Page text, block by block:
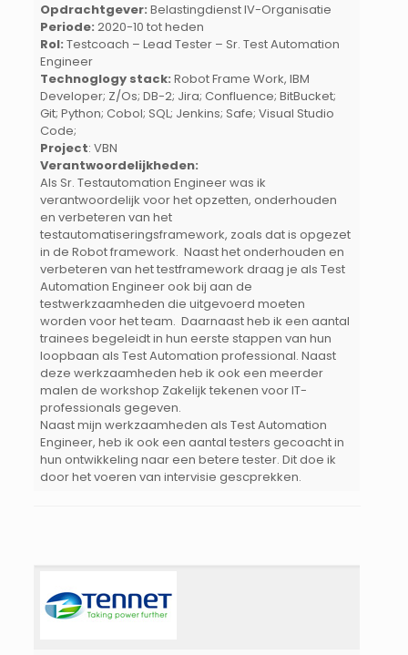
Opdrachtgever:Belastingdienst IV-Organisatie
Periode:2020-10 tot heden
Rol:Testcoach – Lead Tester – Sr. Test Automation
Engineer
Technoglogy stack: Robot Frame Work, IBM
Developer; Z/Os; DB-2; Jira; Confluence; BitBucket;
Git; Python; Cobol; SQL; Jenkins; Safe; Visual Studio
Code;
Project: VBN
Verantwoordelijkheden:
Als Sr. Testautomation Engineer was ik
verantwoordelijk voor het opzetten, onderhouden
en verbeteren van het
testautomatiseringsframework, zoals dat is opgezet
in de Robot framework. Naast het onderhouden en
verbeteren van het testframework draag je als Test
Automation Engineer ook bij aan de
testwerkzaamheden die uitgevoerd moeten
worden voor het team. Daarnaast heb ik een aantal
trainees begeleidt in hun eerste stappen van hun
loopbaan als Test Automation professional. Naast
deze werkzaamheden heb ik ook een meerder
malen de workshop Zakelijk tekenen voor IT-
professionals gegeven.
Naast mijn werkzaamheden als Test Automation
Engineer, heb ik ook een aantal testers gecoacht in
hun ontwikkeling naar een betere tester. Dit doe ik
door het voeren van intervisie gescprekken.